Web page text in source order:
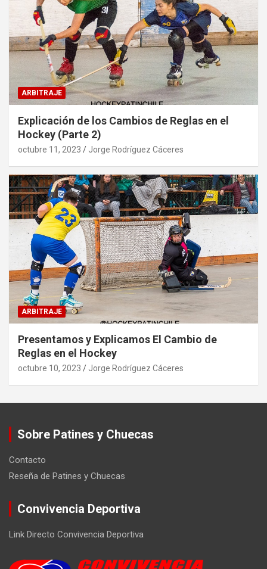
ARBITRAJE
Explicación de los Cambios de Reglas en el
Hockey (Parte 2)
octubre 11, 2023 Jorge Rodríguez Cáceres
ARBITRAJE
Presentamos y Explicamos El Cambio de
Reglas en el Hockey
octubre 10, 2023 Jorge Rodríguez Cáceres
Sobre Patines y Chuecas
Contacto
Reseña de Patines y Chuecas
Convivencia Deportiva
Link Directo Convivencia Deportiva